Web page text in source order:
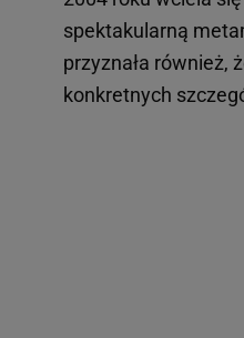
spektakularną
przyznała również,
konkretnych